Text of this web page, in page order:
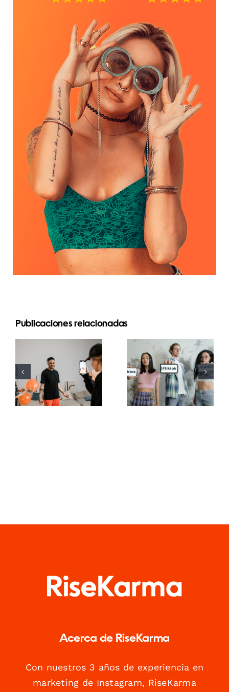
Publicaciones relacionadas
preguntas
más
buscadas
sobre las
redes
Mejores
aplicaciones
de edición
de video
para crear
masterpieces
Acerca de RiseKarma
Con nuestros 3 años de experiencia en
marketing de Instagram, RiseKarma